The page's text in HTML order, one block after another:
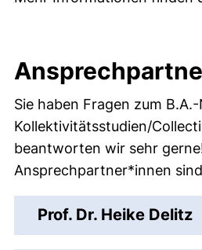
Sie haben Fragen zum
Kollektivitätsstudien/
beantworten wir sehr
Ansprechpartner*innen sind
Prof. Dr. Heike Delitz